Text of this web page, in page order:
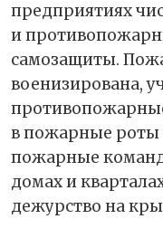
предприятиях
и
самозащиты.
военизирована,
в пожарные роты
пожарные
домах и
дежурство на